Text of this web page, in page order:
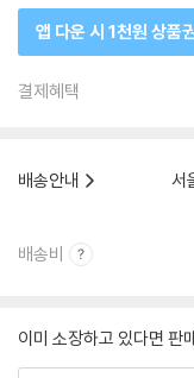
앱 다운 시 1천원 상품
결제혜택
배송안내
서
배송비
이미 소장하고 있다면 판